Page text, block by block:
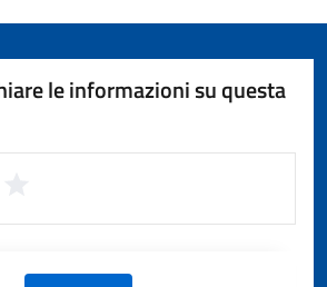
le informazioni su questa